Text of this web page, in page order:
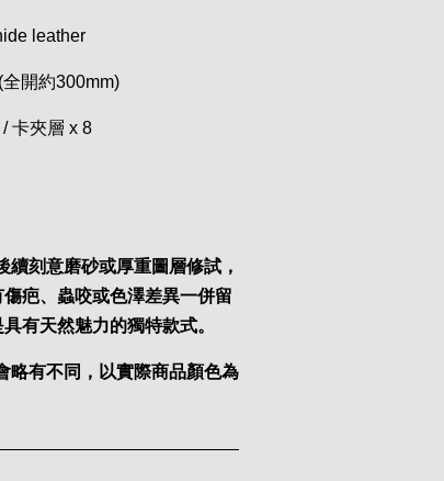
leather
開約300mm)
卡夾層 x 8
刻意磨砂或厚重圖層修試，
疤、蟲咬或色澤差異一併留
有天然魅力的獨特款式。
略有不同，以實際商品顏色為